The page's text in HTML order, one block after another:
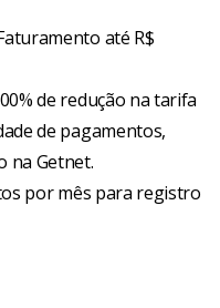
até R$
de redução na tarifa
de pagamentos,
na Getnet.
por mês para registro